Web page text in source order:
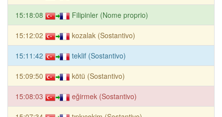
15:18:08 Filipinler (Nome proprio)
15:12:02 kozalak (Sostantivo)
15:11:42 teklif (Sostantivo)
15:09:50 kötü (Sostantivo)
15:08:03 eğirmek (Sostantivo)